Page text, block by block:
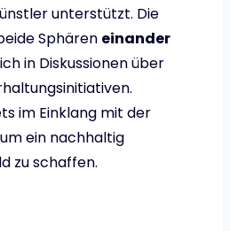
unterstützt. Die
Sphären einander
in Diskussionen über
im Einklang mit der
ein nachhaltig
zu schaffen.